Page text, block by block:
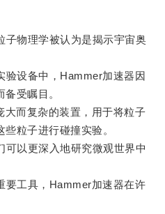
物理学被认为是揭示宇宙奥
设备中，Hammer加速器因
受瞩目。
而复杂的装置，用于将粒子
粒子进行碰撞实验。
以更深入地研究微观世界中
工具，Hammer加速器在许